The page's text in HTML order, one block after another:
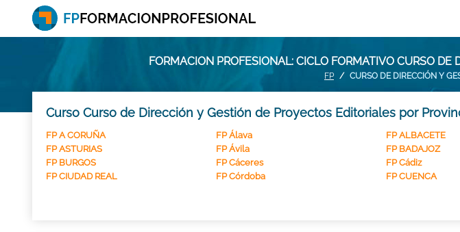
FORMACION PROFESIONAL: CICLO FORMATIVO CURSO DE
FP CURSO DE DIRECCIÓN Y
Curso Curso de Dirección y Gestión de Proyectos Editoriales por
FP A CORUÑA FP Álava FP ALBACETE
FP ASTURIAS
FP Ávila FP BADAJOZ
FP BURGOS
FP Cáceres FP Cádiz
FP CIUDAD REAL
FP Córdoba FP CUENCA